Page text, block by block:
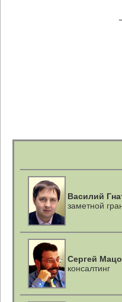
Василий
заметной
Сергей
консалтинг